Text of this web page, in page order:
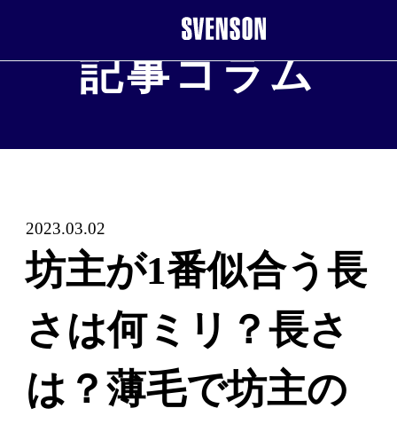
まずは無料相談を。お気軽にご来店くだ
※お電話で髪に関するご相談やご予約も可能です
0120-17-7109
2回目以降のご来店について
記事コラム
2023.03.02
坊主が1番似合う長
さは何ミリ？長さ
は？薄毛で坊主の